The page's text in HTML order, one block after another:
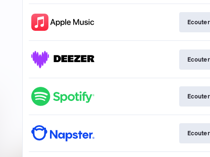
Ecouter
Ecouter
Ecouter
Ecouter